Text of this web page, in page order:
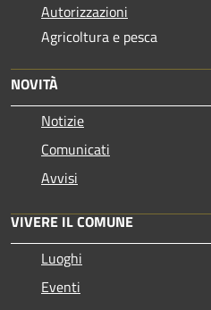
Autorizzazioni
Agricoltura e pesca
NOVITÀ
Notizie
Comunicati
Avvisi
VIVERE IL COMUNE
Luoghi
Eventi